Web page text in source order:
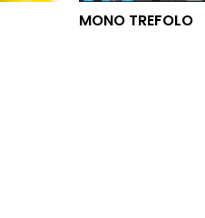
MONO TREFOLO